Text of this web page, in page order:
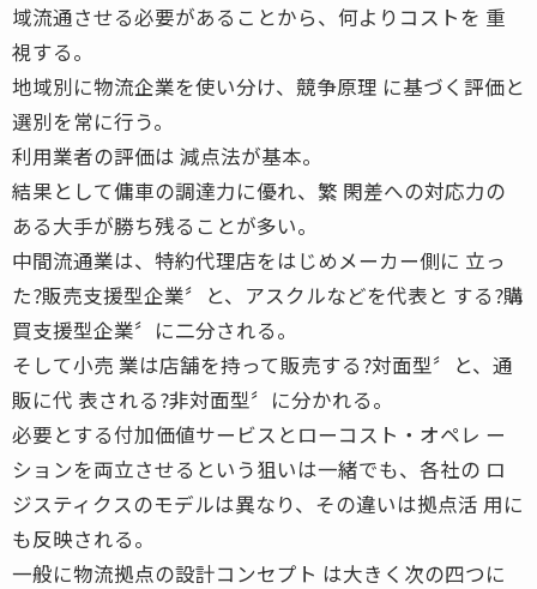
域流通させる必要があることから、何よりコストを 重
視する。
地域別に物流企業を使い分け、競争原理 に基づく評価と
選別を常に行う。
利用業者の評価は 減点法が基本。
結果として傭車の調達力に優れ、繁 閑差への対応力の
ある大手が勝ち残ることが多い。
中間流通業は、特約代理店をはじめメーカー側に 立っ
た?販売支援型企業〞と、アスクルなどを代表と する?購
買支援型企業〞に二分される。
そして小売 業は店舗を持って販売する?対面型〞と、通
販に代 表される?非対面型〞に分かれる。
必要とする付加価値サービスとローコスト・オペレ ー
ションを両立させるという狙いは一緒でも、各社の ロ
ジスティクスのモデルは異なり、その違いは拠点活 用に
も反映される。
一般に物流拠点の設計コンセプト は大きく次の四つに